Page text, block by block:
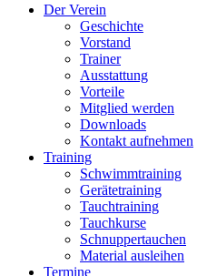
Der Verein
Geschichte
Vorstand
Trainer
Ausstattung
Vorteile
Mitglied werden
Downloads
Kontakt aufnehmen
Training
Schwimmtraining
Gerätetraining
Tauchtraining
Tauchkurse
Schnuppertauchen
Material ausleihen
Termine